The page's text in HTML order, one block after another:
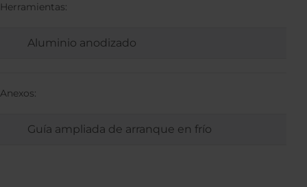
Herramientas:
Aluminio anodizado
Anexos:
Guía ampliada de arranque en frío